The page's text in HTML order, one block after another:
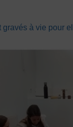
gravés à vie pour